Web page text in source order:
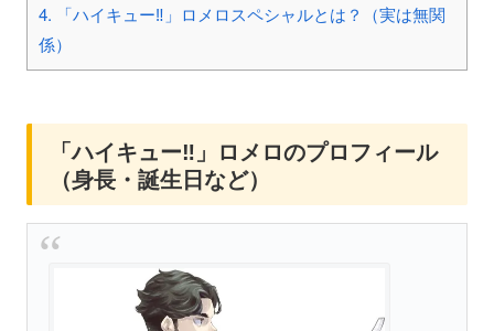
4. 「ハイキュー‼」ロメロスペシャルとは？（実は無関
係）
「ハイキュー‼」ロメロのプロフィール
（身長・誕生日など）